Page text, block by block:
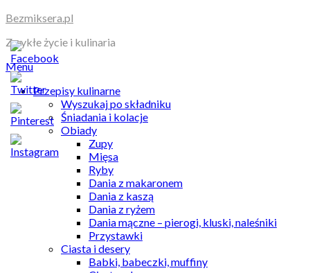
Skip
content
Bezmiksera.pl
Zwykłe życie i kulinaria
Menu
Przepisy kulinarne
Wyszukaj po składniku
Śniadania i kolacje
Obiady
Zupy
Mięsa
Ryby
Dania z makaronem
Dania z kaszą
Dania z ryżem
Dania mączne – pierogi, kluski, naleśniki
Przystawki
Ciasta i desery
Babki, babeczki, muffiny